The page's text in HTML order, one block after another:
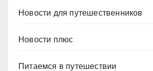
Новости для путешественников
Новости плюс
Питаемся в путешествии